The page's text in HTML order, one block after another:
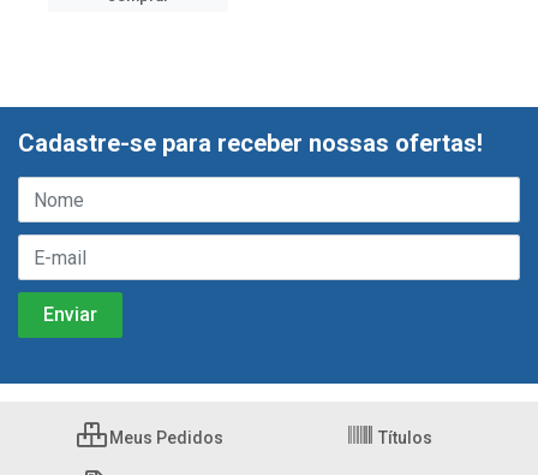
Cadastre-se para receber nossas ofertas!
Meus Pedidos Títulos